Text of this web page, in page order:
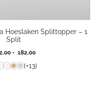
Hoeslaken Splittopper – 1
Split
- 182,00Prijsklasse:
tot
(+13)